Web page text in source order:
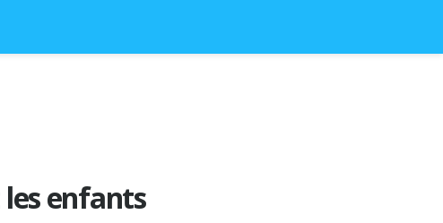
enfants